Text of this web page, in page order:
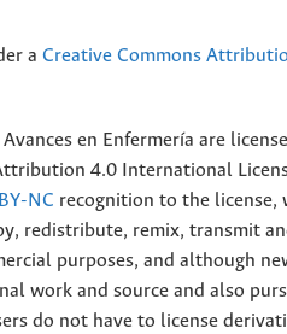
a Creative Commons
en Enfermería are
4.0 International
NC recognition to the license,
redistribute, remix, transmit
purposes, and although
work and source and also
do not have to license